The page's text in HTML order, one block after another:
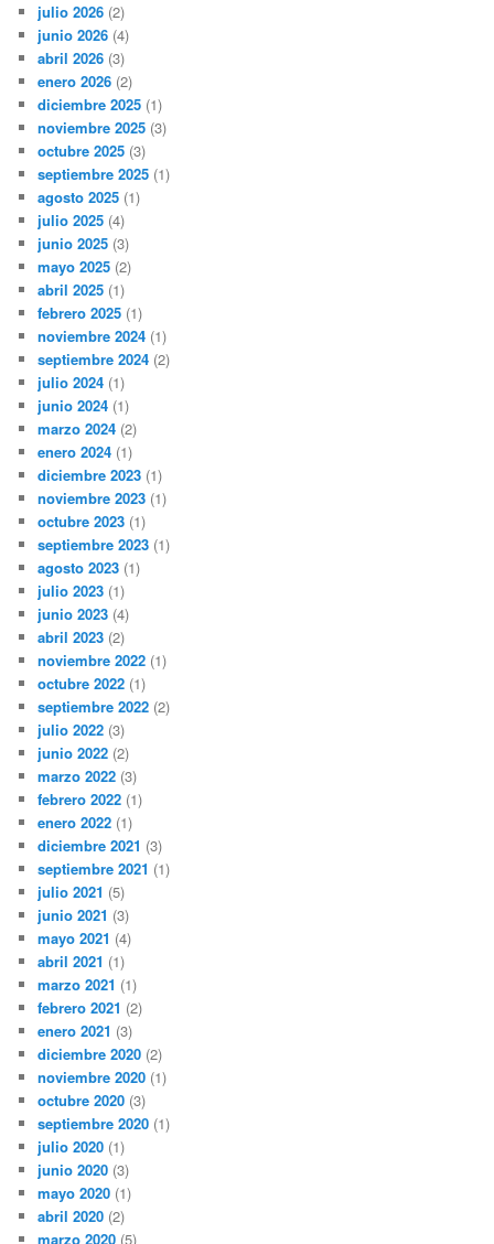
julio 2026 (2)
junio 2026 (4)
abril 2026 (3)
enero 2026 (2)
diciembre 2025 (1)
noviembre 2025 (3)
octubre 2025 (3)
septiembre 2025 (1)
agosto 2025 (1)
julio 2025 (4)
junio 2025 (3)
mayo 2025 (2)
abril 2025 (1)
febrero 2025 (1)
noviembre 2024 (1)
septiembre 2024 (2)
julio 2024 (1)
junio 2024 (1)
marzo 2024 (2)
enero 2024 (1)
diciembre 2023 (1)
noviembre 2023 (1)
octubre 2023 (1)
septiembre 2023 (1)
agosto 2023 (1)
julio 2023 (1)
junio 2023 (4)
abril 2023 (2)
noviembre 2022 (1)
octubre 2022 (1)
septiembre 2022 (2)
julio 2022 (3)
junio 2022 (2)
marzo 2022 (3)
febrero 2022 (1)
enero 2022 (1)
diciembre 2021 (3)
septiembre 2021 (1)
julio 2021 (5)
junio 2021 (3)
mayo 2021 (4)
abril 2021 (1)
marzo 2021 (1)
febrero 2021 (2)
enero 2021 (3)
diciembre 2020 (2)
noviembre 2020 (1)
octubre 2020 (3)
septiembre 2020 (1)
julio 2020 (1)
junio 2020 (3)
mayo 2020 (1)
abril 2020 (2)
marzo 2020 (5)